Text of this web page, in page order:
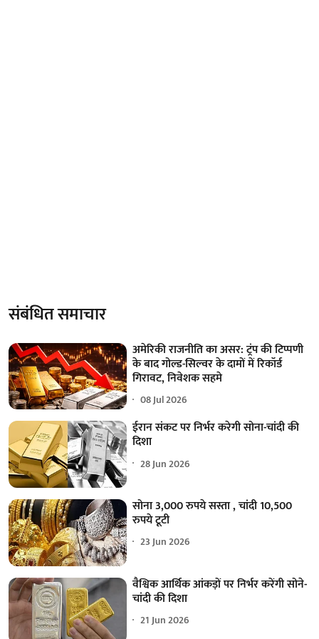
संबंधित समाचार
अमेरिकी राजनीति का असर: ट्रंप की टिप्पणी
के बाद गोल्ड-सिल्वर के दामों में रिकॉर्ड
गिरावट, निवेशक सहमे
08 Jul 2026
ईरान संकट पर निर्भर करेगी सोना-चांदी की
दिशा
28 Jun 2026
सोना 3,000 रुपये सस्ता , चांदी 10,500
रुपये टूटी
23 Jun 2026
वैश्विक आर्थिक आंकड़ों पर निर्भर करेंगी सोने-
चांदी की दिशा
21 Jun 2026